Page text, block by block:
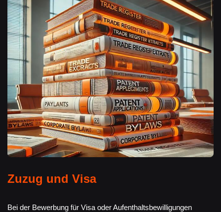
Zuzug und Visa
Bei der Bewerbung für Visa oder Aufenthaltsbewilligungen